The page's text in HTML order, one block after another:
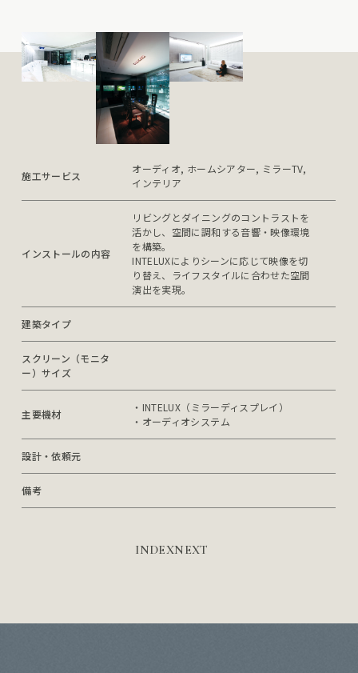
施工サービス
オーディオ, ホームシアター, ミラーTV,
インテリア
インストールの内容
リビングとダイニングのコントラストを
活かし、空間に調和する音響・映像環境
を構築。
INTELUXによりシーンに応じて映像を切
り替え、ライフスタイルに合わせた空間
演出を実現。
建築タイプ
スクリーン（モニタ
ー）サイズ
主要機材
・INTELUX（ミラーディスプレイ）
・オーディオシステム
設計・依頼元
備考
INDEXNEXT